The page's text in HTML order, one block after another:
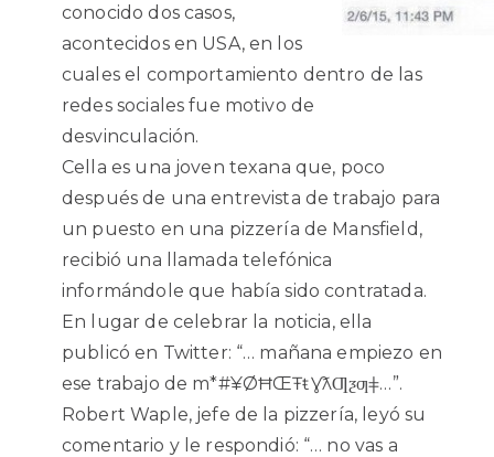
conocido dos casos,
acontecidos en USA, en los
cuales el comportamiento dentro de las
redes sociales fue motivo de
desvinculación.
Cella es una joven texana que, poco
después de una entrevista de trabajo para
un puesto en una pizzería de Mansfield,
recibió una llamada telefónica
informándole que había sido contratada.
En lugar de celebrar la noticia, ella
publicó en Twitter: “… mañana empiezo en
ese trabajo de m*#¥ØĦŒŦŧƔƛƢƺƣǂ…”.
Robert Waple, jefe de la pizzería, leyó su
comentario y le respondió: “… no vas a